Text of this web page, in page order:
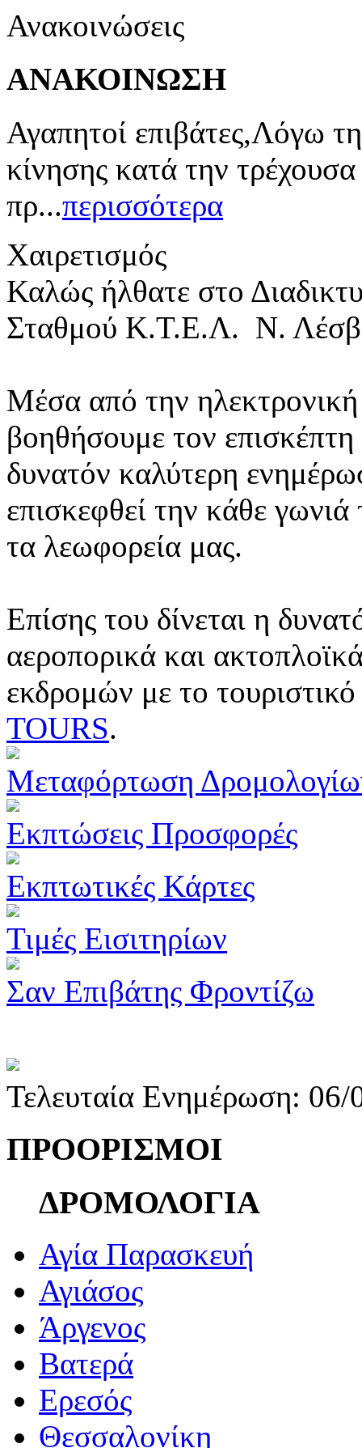
Ανακοινώσεις
ΑΝΑΚΟΙΝΩΣΗ
Αγαπητοί επιβάτες,Λόγω
κίνησης κατά την
πρ...περισσότερα
Χαιρετισμός
Καλώς ήλθατε στο
Σταθμού Κ.Τ.Ε.Λ. Ν.
Μέσα από την ηλεκτρονική
βοηθήσουμε τον
δυνατόν καλύτερη
επισκεφθεί την κάθε
τα λεωφορεία μας.
Επίσης του δίνεται η
αεροπορικά και
εκδρομών με το
TOURS.
Μεταφόρτωση
Εκπτώσεις Προσφορές
Εκπτωτικές Κάρτες
Τιμές Εισιτηρίων
Σαν Επιβάτης Φροντίζω
Τελευταία Ενημέρωση:
ΠΡΟΟΡΙΣΜΟΙ
ΔΡΟΜΟΛΟΓΙΑ
Αγία Παρασκευή
Αγιάσος
Άργενος
Βατερά
Ερεσός
Θεσσαλονίκη